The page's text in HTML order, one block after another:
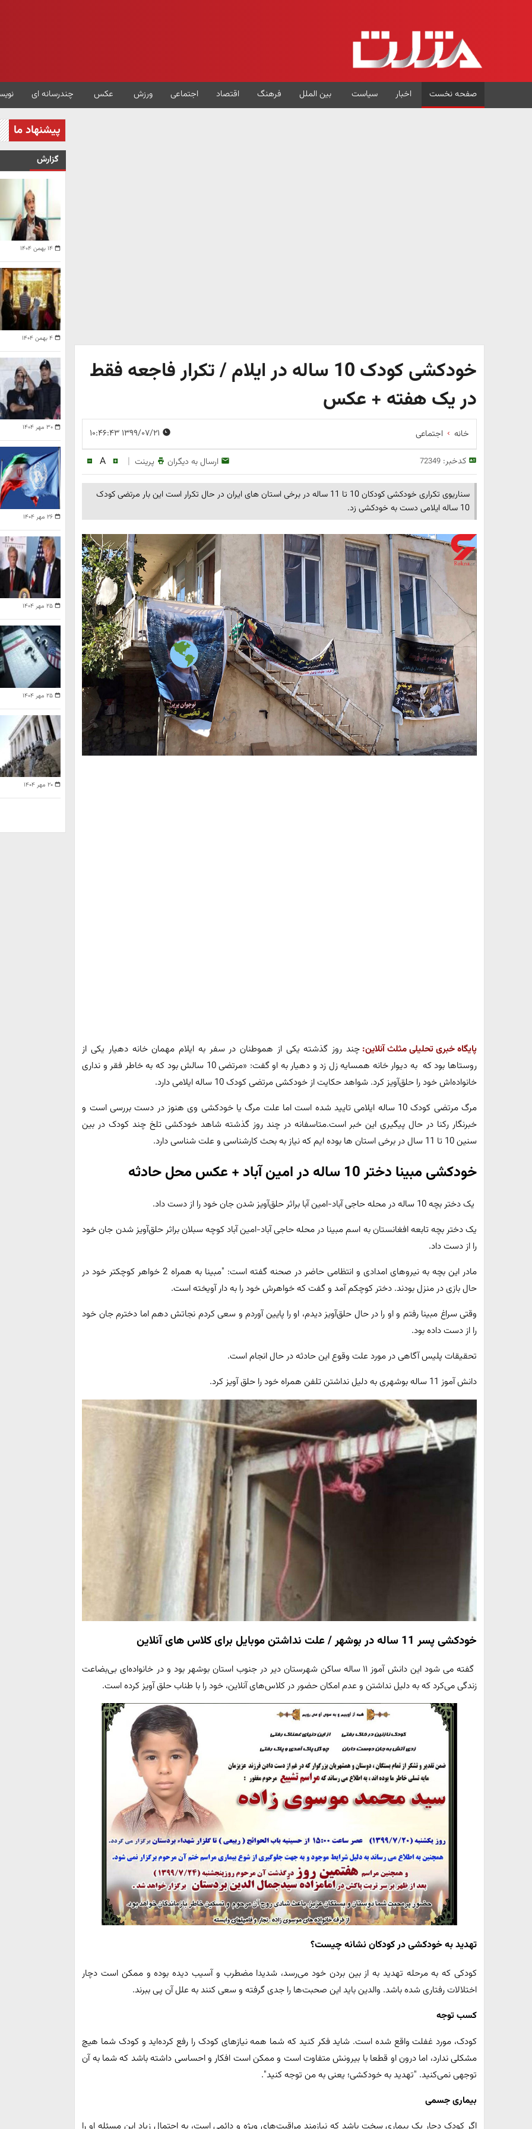
صفحه نخست اخبار سیاست بین الملل فرهنگ اقتصاد اجتماعی ورزش عکس چندرسانه ای
خودکشی کودک 10 ساله در ایلام / تکرار فاجعه فقط
در یک هفته + عکس
خانه اجتماعی
کدخبر:72349 ارسال به دیگران پرینت |
A
سناریوی تکراری خودکشی کودکان 10 تا 11 ساله در برخی استان های ایران در حال تکرار است این بار مرتضی کودک
10 ساله ایلامی دست به خودکشی زد.
پایگاه خبری تحلیلی مثلث آنلاین: چند روز گذشته یکی از هموطنان در سفر به ایلام مهمان خانه دهیار یکی از
روستاها بود که به دیوار خانه همسایه زل زد و دهیار به او گفت: «مرتضی 10 سالش بود که به خاطر فقر و نداری
خانواده‌اش خود را حلق‌آویز کرد. شواهد حکایت از خودکشی مرتضی کودک 10 ساله ایلامی دارد.
مرگ مرتضی کودک 10 ساله ایلامی تایید شده است اما علت مرگ یا خودکشی وی هنوز در دست بررسی است و
خبرنگار رکنا در حال پیگیری این خبر است.متاسفانه در چند روز گذشته شاهد خودکشی تلخ چند کودک در بین
سنین 10 تا 11 سال در برخی استان ها بوده ایم که نیاز به بحث کارشناسی و علت شناسی دارد.
خودکشی مبینا دختر 10 ساله در امین آباد + عکس محل حادثه
یک دختر بچه 10 ساله در محله حاجی آباد-امین آبا براثر حلق‌آویز شدن جان خود را از دست داد.
یک دختر بچه تابعه افغانستان به اسم مبینا در محله حاجی آباد-امین آباد کوچه سبلان براثر حلق‌آویز شدن جان خود
را از دست داد.
مادر این بچه به نیروهای امدادی و انتظامی حاضر در صحنه گفته است: "مبینا به همراه 2 خواهر کوچکتر خود در
حال بازی در منزل بودند. دختر کوچکم آمد و گفت که خواهرش خود را به دار آویخته است.
وقتی سراغ مبینا رفتم و او را در حال حلق‌آویز دیدم، او را پایین آوردم و سعی کردم نجاتش دهم اما دخترم جان خود
را از دست داده بود.
تحقیقات پلیس آگاهی در مورد علت وقوع این حادثه در حال انجام است.
دانش آموز 11 ساله بوشهری به دلیل نداشتن تلفن همراه خود را حلق آویز کرد.
خودکشی پسر 11 ساله در بوشهر / علت نداشتن موبایل برای کلاس های آنلاین
گفته می شود این دانش آموز ۱۱ ساله ساکن شهرستان دیر در جنوب استان بوشهر بود و در خانواده‌ای بی‌بضاعت
زندگی می‌کرد که به دلیل نداشتن و عدم امکان حضور در کلاس‌های آنلاین، خود را با طناب حلق آویز کرده است.
تهدید به خودکشی در کودکان نشانه چیست؟
کودکی که به مرحله تهدید به از بین بردن خود می‌رسد، شدیدا مضطرب و آسیب دیده بوده و ممکن است دچار
اختلالات رفتاری شده باشد. والدین باید این صحبت‌ها را جدی گرفته و سعی کنند به علل آن پی ببرند.
کسب توجه
کودک، مورد غفلت واقع شده است. شاید فکر کنید که شما همه نیازهای کودک را رفع کرده‌اید و کودک شما هیچ
مشکلی ندارد، اما درون او قطعا با بیرونش متفاوت است و ممکن است افکار و احساسی داشته باشد که شما به آن
توجهی نمی‌کنید. "تهدید به خودکشی؛ یعنی به من توجه کنید".
بیماری جسمی
اگر کودک دچار یک بیماری سخت باشد که نیازمند مراقبت‌های ویژه و دائمی است، به احتمال زیاد این مسئله او را
پیشنهاد ما
گزارش
۱۴ بهمن ۱۴۰۴
۴ بهمن ۱۴۰۴
۳۰ مهر ۱۴۰۴
۲۶ مهر ۱۴۰۴
۲۵ مهر ۱۴۰۴
۲۵ مهر ۱۴۰۴
۲۰ مهر ۱۴۰۴